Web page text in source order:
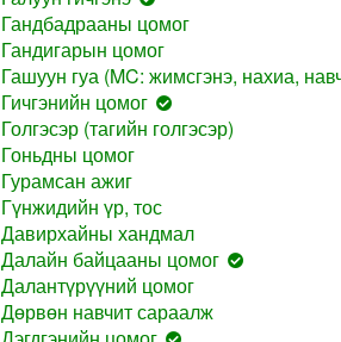
Гандбадрааны цомог
Гандигарын цомог
Гашуун гуа (MC: жимсгэнэ, нахиа,
Гичгэнийн цомог
Голгэсэр (тагийн голгэсэр)
Гоньдны цомог
Гурамсан ажиг
Гүнжидийн үр, тос
Давирхайны хандмал
Далайн байцааны цомог
Далантүрүүний цомог
Дөрвөн навчит сараалж